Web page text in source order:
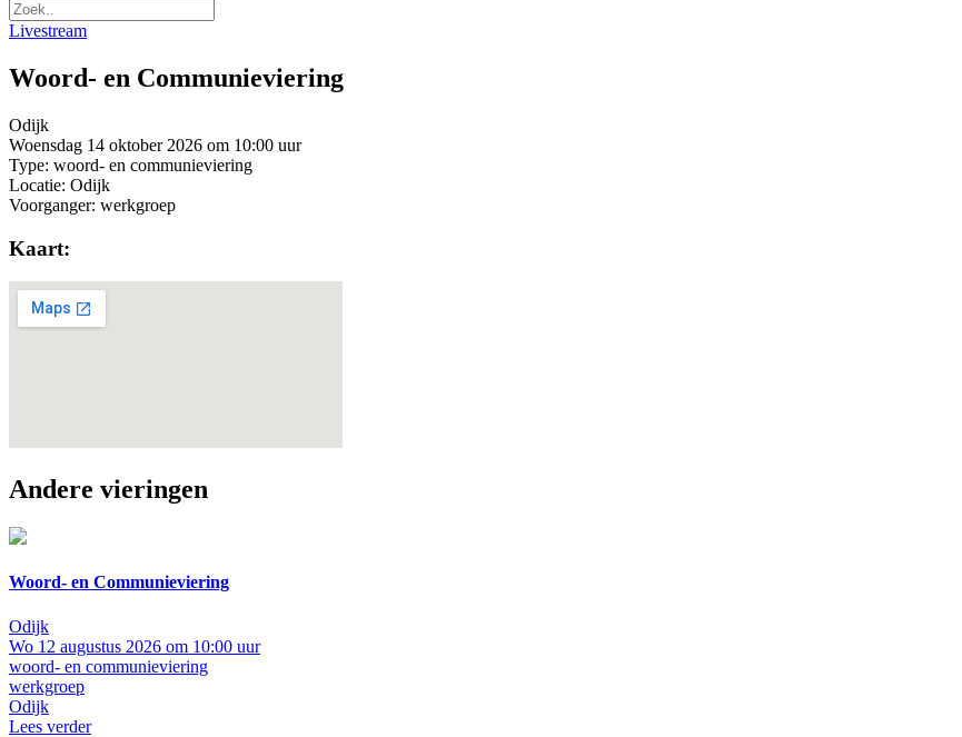
Livestream
Woord- en Communieviering
Odijk
Woensdag 14 oktober 2026 om 10:00 uur
Type: woord- en communieviering
Locatie: Odijk
Voorganger: werkgroep
Kaart:
Andere vieringen
Woord- en Communieviering
Odijk
Wo 12 augustus 2026 om 10:00 uur
woord- en communieviering
werkgroep
Odijk
Lees verder